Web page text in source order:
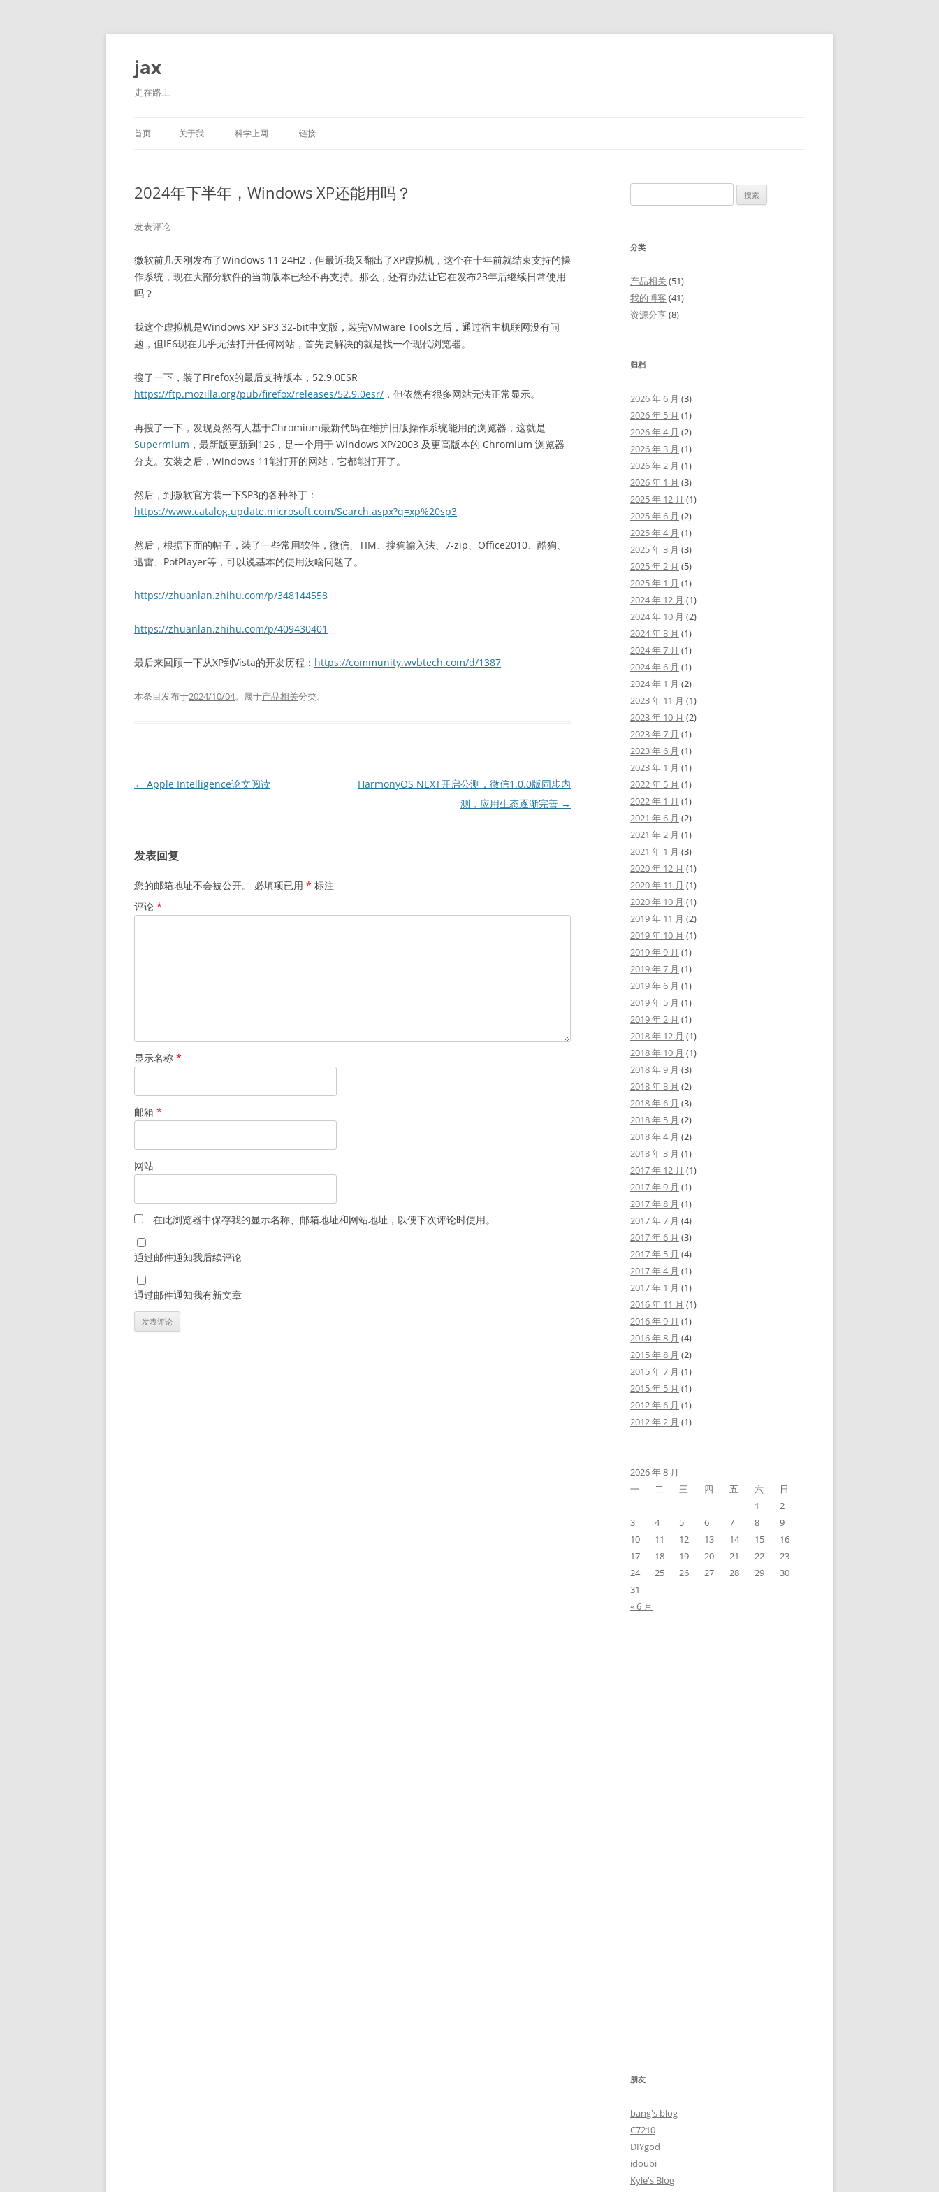
跳
正
文
jax
走在路上
首页 关于我 科学上网 链接
2024年下半年，Windows XP还能用吗？
发表评论
微软前几天刚发布了Windows 11 24H2，但最近我又翻出了XP虚拟机，这个在十年前就结束支持的操
作系统，现在大部分软件的当前版本已经不再支持。那么，还有办法让它在发布23年后继续日常使用
吗？
我这个虚拟机是Windows XP SP3 32-bit中文版，装完VMware Tools之后，通过宿主机联网没有问
题，但IE6现在几乎无法打开任何网站，首先要解决的就是找一个现代浏览器。
搜了一下，装了Firefox的最后支持版本，52.9.0ESR
https://ftp.mozilla.org/pub/firefox/releases/52.9.0esr/ ，但依然有很多网站无法正常显示。
再搜了一下，发现竟然有人基于Chromium最新代码在维护旧版操作系统能用的浏览器，这就是
Supermium ，最新版更新到126，是一个用于 Windows XP/2003 及更高版本的 Chromium 浏览器
分支。安装之后，Windows 11能打开的网站，它都能打开了。
然后，到微软官方装一下SP3的各种补丁：
https://www.catalog.update.microsoft.com/Search.aspx?q=xp%20sp3
然后，根据下面的帖子，装了一些常用软件，微信、TIM、搜狗输入法、7-zip、Office2010、酷狗、
迅雷、PotPlayer等，可以说基本的使用没啥问题了。
https://zhuanlan.zhihu.com/p/348144558
https://zhuanlan.zhihu.com/p/409430401
最后来回顾一下从XP到Vista的开发历程： https://community.wvbtech.com/d/1387
本条目发布于2024/10/04。属于产品相关分类。
文
← Apple Intelligence论文阅读
HarmonyOS NEXT开启公测，微信1.0.0版同步内
测，应用生态逐渐完善 →
发表回复
您的邮箱地址不会被公开。 必填项已用 * 标注
评论 *
显示名称 *
邮箱 *
网站
在此浏览器中保存我的显示名称、邮箱地址和网站地址，以便下次评论时使用。
通过邮件通知我后续评论
通过邮件通知我有新文章
索：
分类
产品相关 (51)
我的博客 (41)
资源分享(8)
归档
2026 年 6 月 (3)
2026 年 5 月 (1)
2026 年 4 月 (2)
2026 年 3 月 (1)
2026 年 2 月 (1)
2026 年 1 月 (3)
2025 年 12 月 (1)
2025 年 6 月 (2)
2025 年 4 月 (1)
2025 年 3 月 (3)
2025 年 2 月 (5)
2025 年 1 月 (1)
2024 年 12 月 (1)
2024 年 10 月 (2)
2024 年 8 月 (1)
2024 年 7 月 (1)
2024 年 6 月 (1)
2024 年 1 月 (2)
2023 年 11 月 (1)
2023 年 10 月 (2)
2023 年 7 月 (1)
2023 年 6 月 (1)
2023 年 1 月 (1)
2022 年 5 月 (1)
2022 年 1 月 (1)
2021 年 6 月 (2)
2021 年 2 月 (1)
2021 年 1 月 (3)
2020 年 12 月 (1)
2020 年 11 月 (1)
2020 年 10 月 (1)
2019 年 11 月 (2)
2019 年 10 月 (1)
2019 年 9 月 (1)
2019 年 7 月 (1)
2019 年 6 月 (1)
2019 年 5 月 (1)
2019 年 2 月 (1)
2018 年 12 月 (1)
2018 年 10 月 (1)
2018 年 9 月 (3)
2018 年 8 月 (2)
2018 年 6 月 (3)
2018 年 5 月 (2)
2018 年 4 月 (2)
2018 年 3 月 (1)
2017 年 12 月 (1)
2017 年 9 月 (1)
2017 年 8 月 (1)
2017 年 7 月 (4)
2017 年 6 月 (3)
2017 年 5 月 (4)
2017 年 4 月 (1)
2017 年 1 月 (1)
2016 年 11 月 (1)
2016 年 9 月 (1)
2016 年 8 月 (4)
2015 年 8 月 (2)
2015 年 7 月 (1)
2015 年 5 月 (1)
2012 年 6 月 (1)
2012 年 2 月 (1)
2026 年 8 月
一
二 三 四 五 六
日
1
2
3
4 5 6 7 8
9
10
11 12 13 14 15
16
17
18 19 20 21 22
23
24
25 26 27 28 29
30
31
« 6 月
朋友
bang's blog
C7210
DIYgod
idoubi
Kyle's Blog